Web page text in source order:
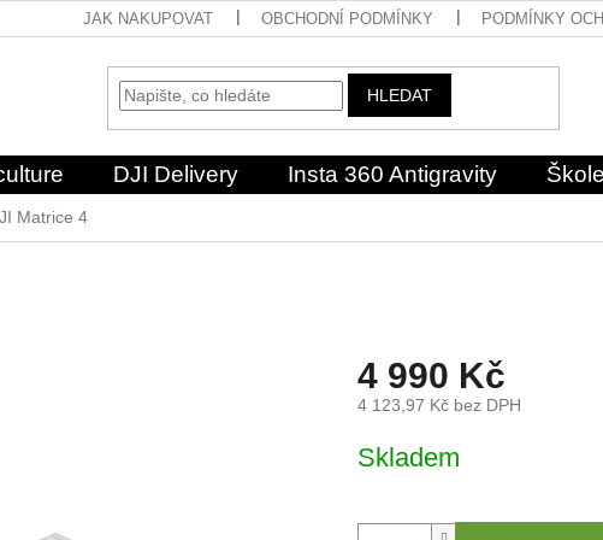
JAK NAKUPOVAT OBCHODNÍ PODMÍNKY PODMÍNKY
HLEDAT
DJI Delivery Insta 360 Antigravity
Matrice 4
4 990 Kč
4 123,97 Kč bez DPH
cena:
Skladem